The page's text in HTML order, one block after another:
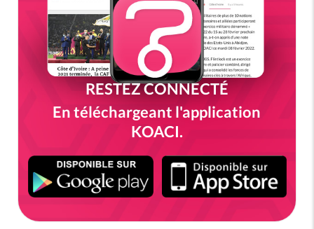
RESTEZ CONNECTÉ
En téléchargeant l'application
KOACI.